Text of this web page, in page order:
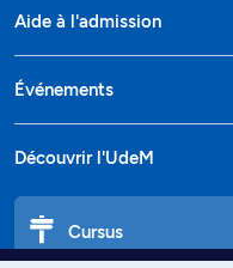
Aide à l'admission
Événements
Découvrir l'UdeM
Cursus